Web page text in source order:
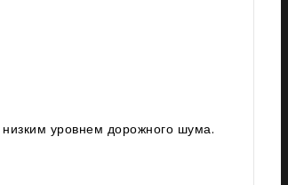
уровнем дорожного шума.